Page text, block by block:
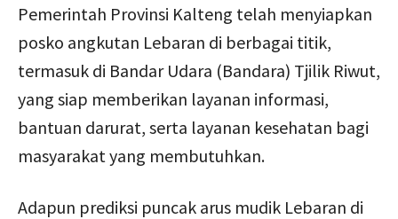
Pemerintah Provinsi Kalteng telah menyiapkan
posko angkutan Lebaran di berbagai titik,
termasuk di Bandar Udara (Bandara) Tjilik Riwut,
yang siap memberikan layanan informasi,
bantuan darurat, serta layanan kesehatan bagi
masyarakat yang membutuhkan.
Adapun prediksi puncak arus mudik Lebaran di